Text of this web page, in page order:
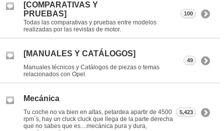
[COMPARATIVAS Y
PRUEBAS]
Todas las comparativas y pruebas entre modelos
realizadas por las revistas de motor.
100
[MANUALES Y CATÁLOGOS]
Manuales técnicos y Catálogos de piezas o temas
relacionados con Opel.
49
Mecánica
Tu coche no va bien en altas, petardea apartir de 4500
rpm´s, hay un cluck cluck que llega de la parte derecha
que no sabes que es....mecánica pura y dura,
5,423